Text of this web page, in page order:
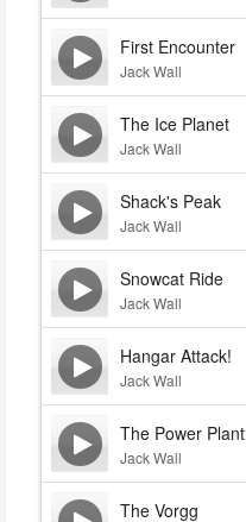
First Encounter
Jack Wall
The Ice Planet
Jack Wall
Shack's Peak
Jack Wall
Snowcat Ride
Jack Wall
Hangar Attack!
Jack Wall
The Power Plant
Jack Wall
The Vorgg